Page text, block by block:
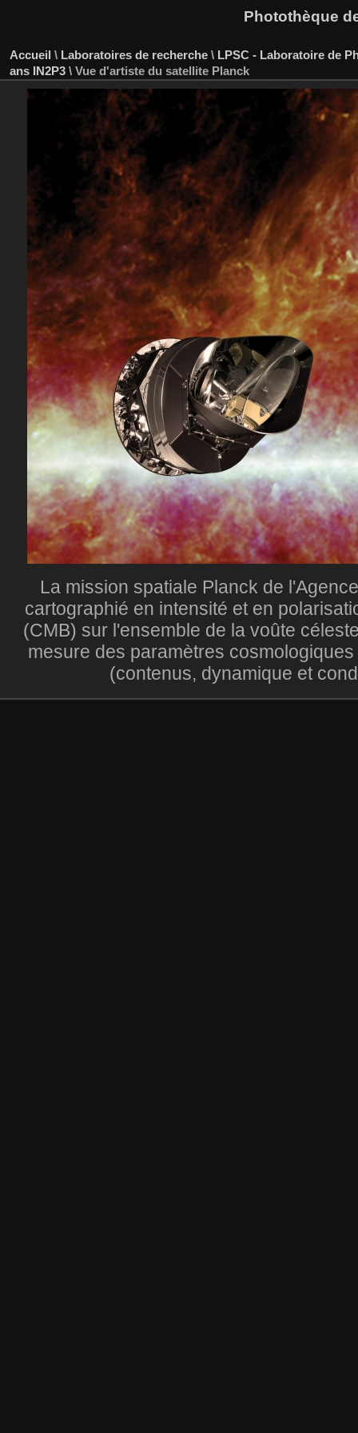
Photothèque
Accueil \ Laboratoires de recherche \ LPSC - Laboratoire de
ans IN2P3 \ Vue d'artiste du satellite Planck
La mission spatiale Planck de
cartographié en intensité et en
(CMB) sur l'ensemble de la voûte
mesure des paramètres
(contenus, dynamique et